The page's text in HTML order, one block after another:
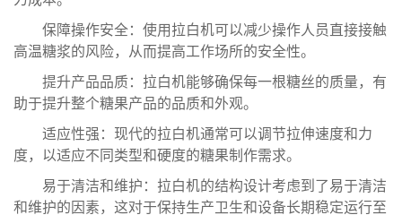
保障操作安全：使用拉白机可以减少操作人员直接接触
高温糖浆的风险，从而提高工作场所的安全性。
提升产品品质：拉白机能够确保每一根糖丝的质量，有
助于提升整个糖果产品的品质和外观。
适应性强：现代的拉白机通常可以调节拉伸速度和力
度，以适应不同类型和硬度的糖果制作需求。
易于清洁和维护：拉白机的结构设计考虑到了易于清洁
和维护的因素，这对于保持生产卫生和设备长期稳定运行至